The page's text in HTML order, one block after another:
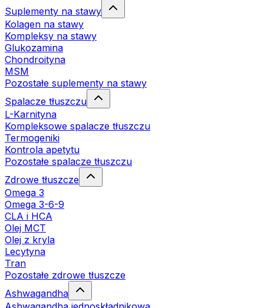
Suplementy na stawy
Kolagen na stawy
Kompleksy na stawy
Glukozamina
Chondroityna
MSM
Pozostałe suplementy na stawy
Spalacze tłuszczu
L-Karnityna
Kompleksowe spalacze tłuszczu
Termogeniki
Kontrola apetytu
Pozostałe spalacze tłuszczu
Zdrowe tłuszcze
Omega 3
Omega 3-6-9
CLA i HCA
Olej MCT
Olej z kryla
Lecytyna
Tran
Pozostałe zdrowe tłuszcze
Ashwagandha